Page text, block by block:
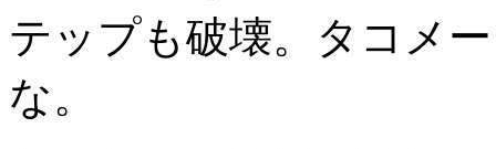
テップも破壊。タコメ
な。